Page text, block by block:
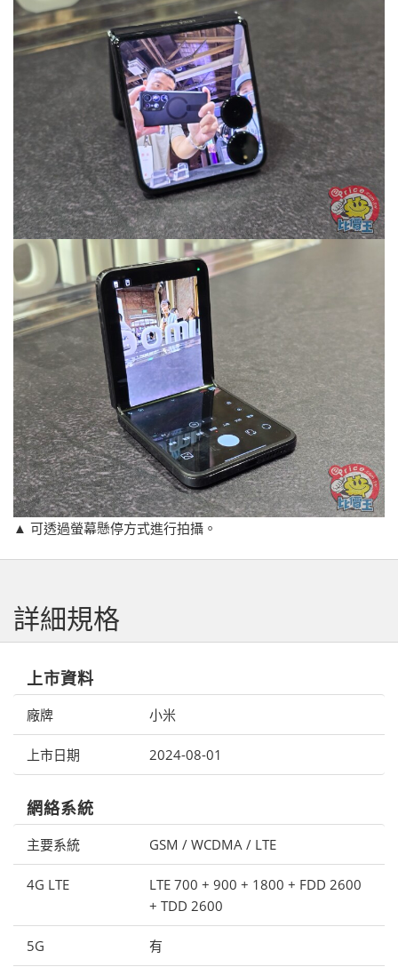
▲ 可透過螢幕懸停方式進行拍攝。
詳細規格
上市資料
廠牌 小米
上市日期 2024-08-01
網絡系統
主要系統 GSM / WCDMA / LTE
4G LTE
LTE 700 + 900 + 1800 + FDD 2600
+ TDD 2600
5G 有